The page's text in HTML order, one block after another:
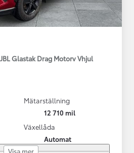
Glastak Drag Motorv Vhjul
Mätarställning
12 710 mil
Växellåda
Automat
Visa mer